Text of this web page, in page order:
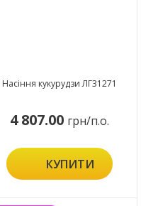
Насіння кукурудзи ЛГ31271
4 807.00 грн/п.о.
КУПИТИ